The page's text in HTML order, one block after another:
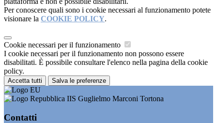
Per conoscere quali sono i cookie necessari al funzionamento potete
visionare la COOKIE POLICY.
Cookie necessari per il funzionamento
I cookie necessari per il funzionamento non possono essere
disabilitati. È possibile consultare l'elenco nella pagina della cookie
policy.
Accetta tutti Salva le preferenze
IIS Guglielmo Marconi Tortona
Contatti